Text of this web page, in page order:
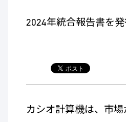
2024年統合報告書を
カシオ計算機は、市